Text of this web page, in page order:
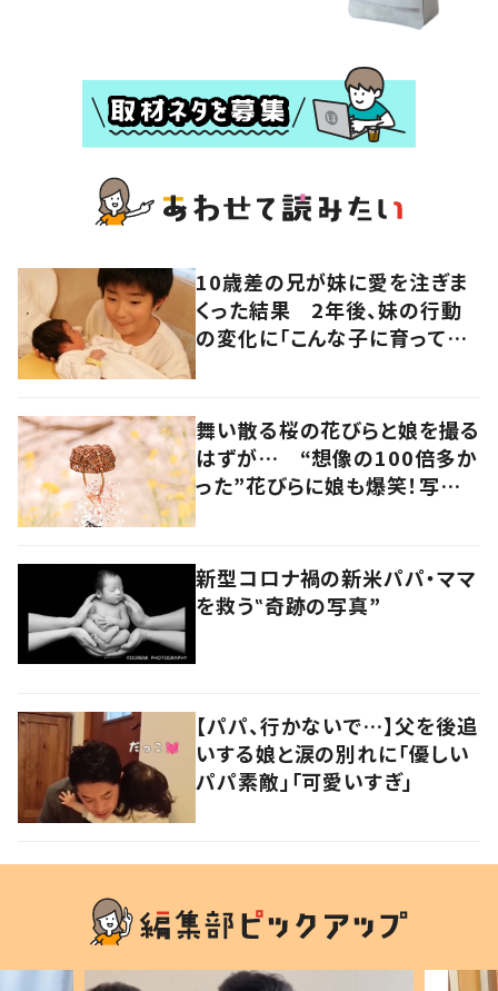
10歳差の兄が妹に愛を注ぎま
くった結果 2年後、妹の行動
の変化に「こんな子に育ってほ
舞い散る桜の花びらと娘を撮る
はずが… “想像の100倍多か
った”花びらに娘も爆笑！写真
新型コロナ禍の新米パパ・ママ
を救う‟奇跡の写真”
【パパ、行かないで…】父を後追
いする娘と涙の別れに「優しい
パパ素敵」「可愛いすぎ」